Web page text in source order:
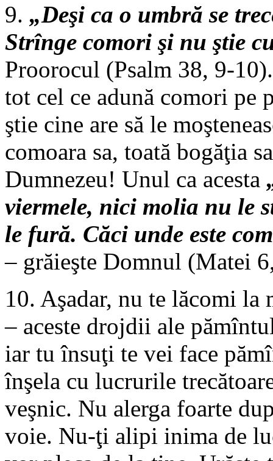
9. „Deşi ca o umbră se
Strînge comori şi nu ştie
Proorocul (Psalm 38, 9-
tot cel ce adună comori pe
ştie cine are să le
comoara sa, toată bogăţia
Dumnezeu! Unul ca acesta
viermele, nici molia nu le
le fură. Căci unde este
– grăieşte Domnul (Matei
10. Aşadar, nu te lăcomi la
– aceste drojdii ale
iar tu însuţi te vei face
înşela cu lucrurile
veşnic. Nu alerga foarte
voie. Nu-ţi alipi inima de